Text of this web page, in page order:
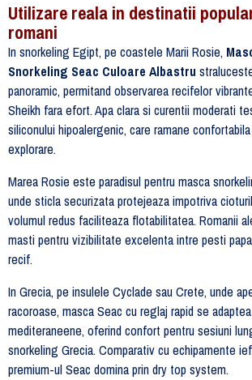
Utilizare reala in destinatii
romani
In snorkeling Egipt, pe coastele Marii Rosie,
Snorkeling Seac Culoare Albastru
panoramic, permitand observarea recifelor
Sheikh fara efort. Apa clara si curentii moderati
siliconului hipoalergenic, care ramane
explorare.
Marea Rosie este paradisul pentru masca
unde sticla securizata protejeaza impotriva
volumul redus faciliteaza flotabilitatea. Romanii
masti pentru vizibilitate excelenta intre pesti
recif.
In Grecia, pe insulele Cyclade sau Crete, unde
racoroase, masca Seac cu reglaj rapid se
mediteraneene, oferind confort pentru sesiuni
snorkeling Grecia. Comparativ cu echipamente
premium-ul Seac domina prin dry top system.